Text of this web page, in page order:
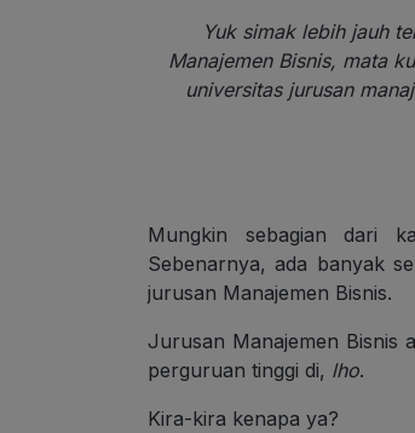
Yuk simak lebih jauh
Manajemen Bisnis, mata
universitas jurusan
Mungkin sebagian dari
Sebenarnya, ada banyak
jurusan Manajemen Bisnis.
Jurusan Manajemen Bisnis
perguruan tinggi di, lho.
Kira-kira kenapa ya?